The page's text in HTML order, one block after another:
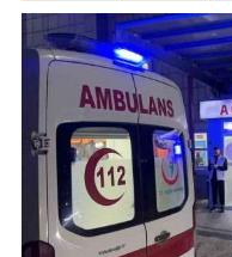
SİYASET
EKONOMİ
DÜNYA
MAGAZİN
GALERİ